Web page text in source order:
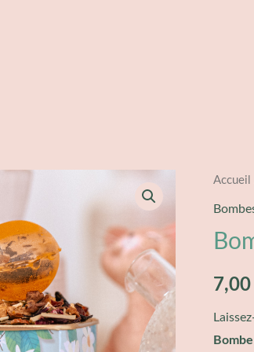
Accueil
7,00
de
à
Passion
Orange
Bio